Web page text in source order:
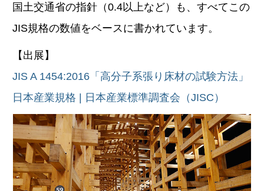
国土交通省の指針（0.4以上など）も、すべてこの
JIS規格の数値をベースに書かれています。
【出展】
JIS A 1454:2016「高分子系張り床材の試験方法」
日本産業規格 | 日本産業標準調査会（JISC）